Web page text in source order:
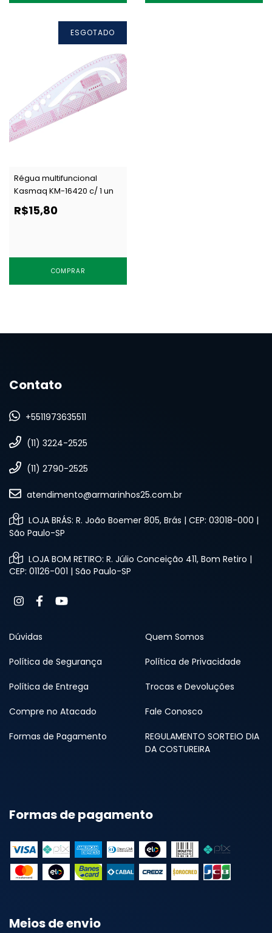
ESGOTADO
Régua multifuncional
Kasmaq KM-16420 c/ 1 un
R$15,80
COMPRAR
Contato
+5511973635511
(11) 3224-2525
(11) 2790-2525
atendimento@armarinhos25.com.br
LOJA BRÁS: R. João Boemer 805, Brás | CEP: 03018-000 |
São Paulo-SP
LOJA BOM RETIRO: R. Júlio Conceição 411, Bom Retiro |
CEP: 01126-001 | São Paulo-SP
Dúvidas Quem Somos
Política de Segurança Política de Privacidade
Política de Entrega Trocas e Devoluções
Compre no Atacado Fale Conosco
Formas de Pagamento
REGULAMENTO SORTEIO DIA
DA COSTUREIRA
Formas de pagamento
Meios de envio